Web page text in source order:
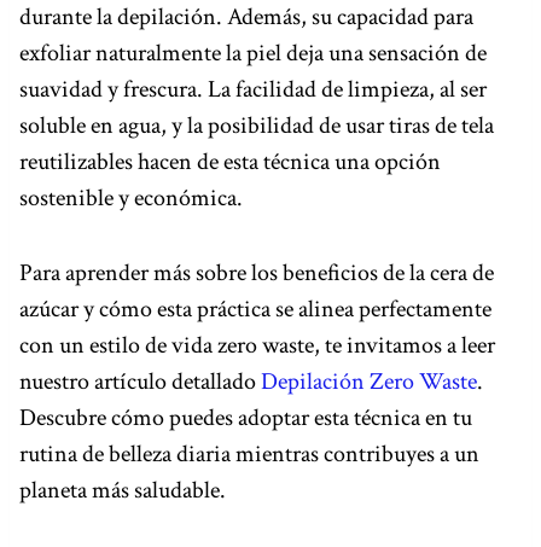
durante la depilación. Además, su capacidad para
exfoliar naturalmente la piel deja una sensación de
suavidad y frescura. La facilidad de limpieza, al ser
soluble en agua, y la posibilidad de usar tiras de tela
reutilizables hacen de esta técnica una opción
sostenible y económica.
Para aprender más sobre los beneficios de la cera de
azúcar y cómo esta práctica se alinea perfectamente
con un estilo de vida zero waste, te invitamos a leer
nuestro artículo detalladoDepilación Zero Waste.
Descubre cómo puedes adoptar esta técnica en tu
rutina de belleza diaria mientras contribuyes a un
planeta más saludable.